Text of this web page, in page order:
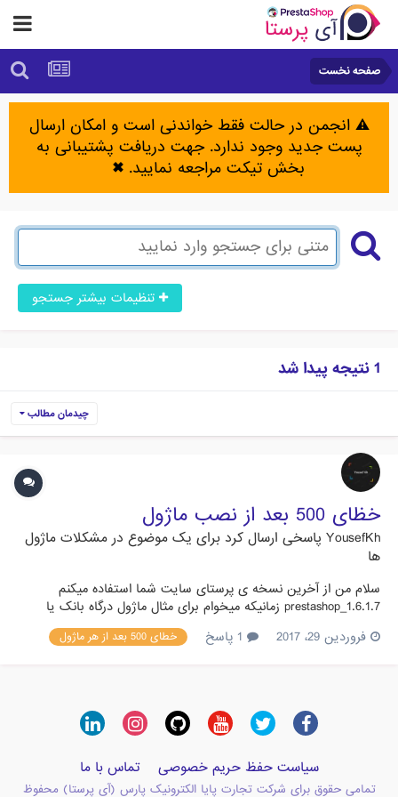
صفحه نخست
⚠️ انجمن در حالت فقط خواندنی است و امکان ارسال
پست جدید وجود ندارد. جهت دریافت پشتیبانی به
بخش تیکت مراجعه نمایید.✖
تنظیمات بیشتر جستجو
1 نتیجه پیدا شد
چیدمان مطالب
خظای 500 بعد از نصب ماژول
YousefKh پاسخی ارسال کرد برای یک موضوع در مشکلات ماژول
ها
سلام من از آخرین نسخه ی پرستای سایت شما استفاده میکنم
prestashop_1.6.1.7 زمانیکه میخوام برای مثال ماژول درگاه بانک یا
پست هایی که داخل سایت شما هست نصب کنم بعد از انتخاب و
بارگذاری دیگه صفحه ماژول بالا نمیاد و ارور 500 میده و با پاک کردن
فروردین 29، 2017 خطای 500 بعد از هر ماژول
سیاست حفظ حریم خصوصی تماس با ما
تمامی حقوق برای شرکت تجارت پایا الکترونیک پارس (آی پرستا) محفوظ